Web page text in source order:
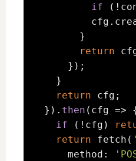
if
        }
return
      });
    }
return cfg;
  }).
then (cfg =>
if (!cfg)
return fetch(
      method: